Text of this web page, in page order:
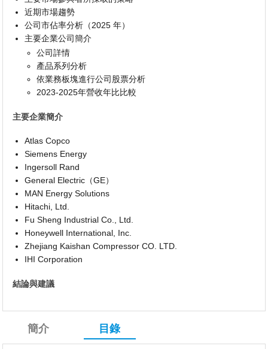
近期市場趨勢
公司市佔率分析（2025 年）
主要企業公司簡介
公司詳情
產品系列分析
依業務板塊進行公司股票分析
2023-2025年營收年比比較
主要企業簡介
Atlas Copco
Siemens Energy
Ingersoll Rand
General Electric（GE）
MAN Energy Solutions
Hitachi, Ltd.
Fu Sheng Industrial Co., Ltd.
Honeywell International, Inc.
Zhejiang Kaishan Compressor CO. LTD.
IHI Corporation
結論與建議
簡介 目錄